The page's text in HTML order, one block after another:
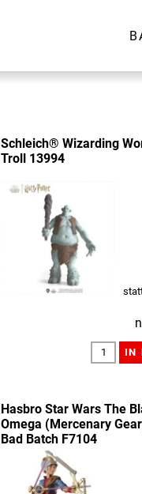
Schleich® Wizarding
Troll 13994
Hasbro Star Wars The
Omega (Mercenary
Bad Batch F7104